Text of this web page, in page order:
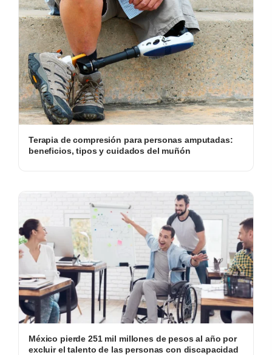
Terapia de compresión para personas amputadas:
beneficios, tipos y cuidados del muñón
México pierde 251 mil millones de pesos al año por
excluir el talento de las personas con discapacidad